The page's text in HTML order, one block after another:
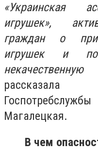
«Украинская
игрушек»,
граждан о
игрушек и
Магалецкая.
В чем